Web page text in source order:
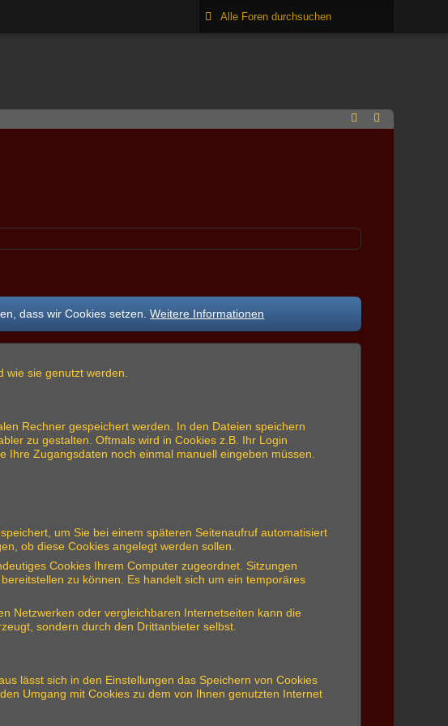
dass wir Cookies setzen.Weitere Informationen
sie genutzt werden.
Rechner gespeichert werden. In den Dateien speichern
zu gestalten. Oftmals wird in Cookies z.B. Ihr Login
Zugangsdaten noch einmal manuell eingeben müssen.
um Sie bei einem späteren Seitenaufruf automatisiert
ob diese Cookies angelegt werden sollen.
Cookies Ihrem Computer zugeordnet. Sitzungen
zu können. Es handelt sich um ein temporäres
Netzwerken oder vergleichbaren Internetseiten kann die
sondern durch den Drittanbieter selbst.
lässt sich in den Einstellungen das Speichern von Cookies
Umgang mit Cookies zu dem von Ihnen genutzten Internet